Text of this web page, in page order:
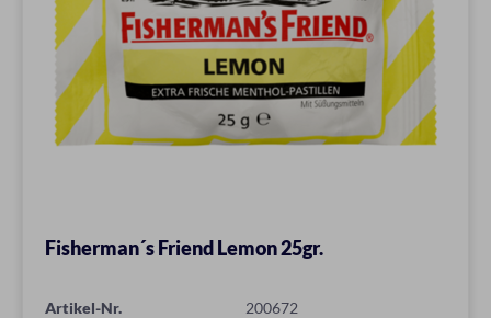
Fisherman´s Friend Lemon 25gr.
Artikel-Nr.
200672